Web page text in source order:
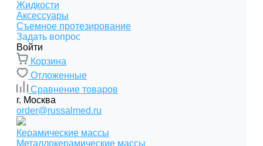
Жидкости
Аксессуары
Съемное протезирование
Задать вопрос
Войти
Корзина
Отложенные
Сравнение товаров
г. Москва
order@russalmed.ru
Керамические массы
Металлокерамические массы